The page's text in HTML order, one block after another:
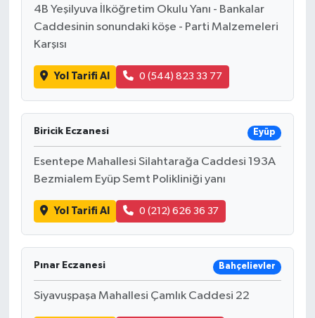
4B Yeşilyuva İlköğretim Okulu Yanı - Bankalar
Caddesinin sonundaki köşe - Parti Malzemeleri
Karşısı
Yol Tarifi Al 0 (544) 823 33 77
Biricik Eczanesi Eyüp
Esentepe Mahallesi Silahtarağa Caddesi 193A
Bezmialem Eyüp Semt Polikliniği yanı
Yol Tarifi Al 0 (212) 626 36 37
Pınar Eczanesi Bahçelievler
Siyavuşpaşa Mahallesi Çamlık Caddesi 22